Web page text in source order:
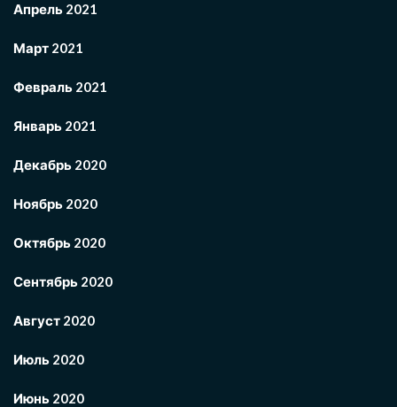
Апрель 2021
Март 2021
Февраль 2021
Январь 2021
Декабрь 2020
Ноябрь 2020
Октябрь 2020
Сентябрь 2020
Август 2020
Июль 2020
Июнь 2020